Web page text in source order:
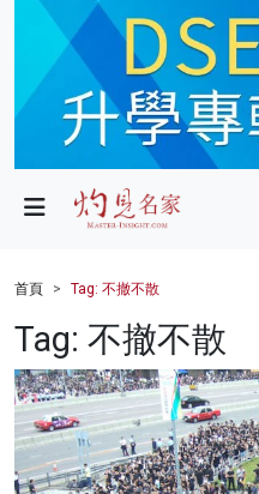
政局
財經
健康
商業
科技
首頁 Tag: 不撤不散
Tag: 不撤不散